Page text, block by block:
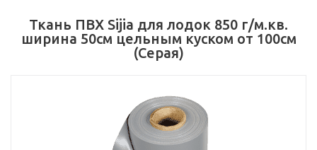
Ткань ПВХ Sijia для лодок 850 г/м.кв.
ширина 50см цельным куском от 100см
(Серая)